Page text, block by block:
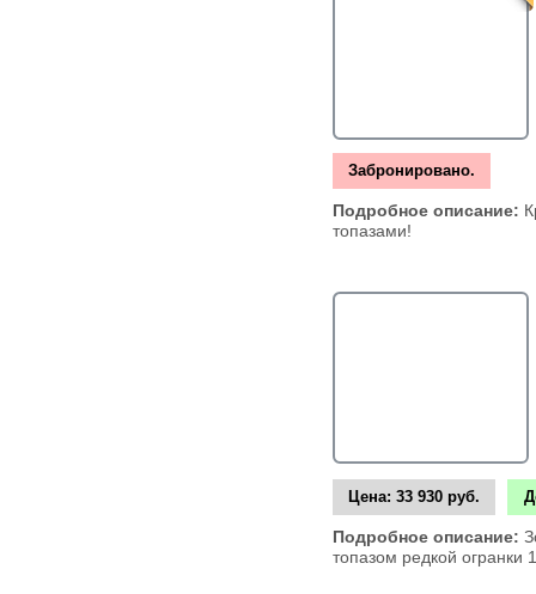
Забронировано.
Подробное описание:
топазами!
Цена:33 930 руб.
Подробное описание:
топазом редкой огранки